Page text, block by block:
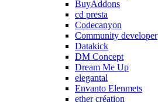
BuyAddons
cd presta
Codecanyon
Community developer
Datakick
DM Concept
Dream Me Up
elegantal
Envanto Elenmets
ether création